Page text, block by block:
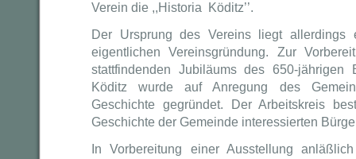
Verein die ,,Historia Köditz’’.
Der Ursprung des Vereins liegt
eigentlichen Vereinsgründung. Zur
stattfindenden Jubiläums des 650-jährigen
Köditz wurde auf Anregung des
Geschichte gegründet. Der Arbeitskreis
Geschichte der Gemeinde interessierten
In Vorbereitung einer Ausstellung